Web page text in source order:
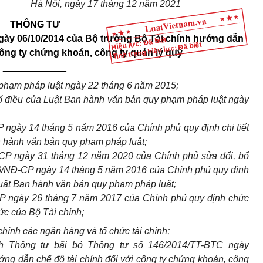
Hiệu lực: Đã biết
Tình trạng hiệu lực: Đã biết
Hà Nội, ngày 17 tháng 12 năm 2021
THÔNG TƯ
06/10/2014 của Bộ trưởng Bộ Tài chính hướng dẫn
ty chứng khoán, công ty quản lý quỹ
pháp luật ngày 22 tháng 6 năm 2015;
của Luật Ban hành văn bản quy phạm pháp luật ngày
14 tháng 5 năm 2016 của Chính phủ quy định chi tiết
văn bản quy phạm pháp luật;
ngày 31 tháng 12 năm 2020 của Chính phủ sửa đổi, bổ
CP ngày 14 tháng 5 năm 2016 của Chính phủ quy định
Ban hành văn bản quy phạm pháp luật;
ngày 26 tháng 7 năm 2017 của Chính phủ quy định chức
của Bộ Tài chính;
các ngân hàng và tổ chức tài chính;
tư bãi bỏ Thông tư số 146/2014/TT-BTC ngày
dẫn chế độ tài chính đối với công ty chứng khoán, công